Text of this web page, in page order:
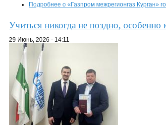
Подробнее о «Газпром межрегионгаз Курган»
Учиться никогда не поздно, особенно
29 Июнь, 2026 - 14:11